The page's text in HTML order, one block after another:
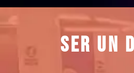
Ser un